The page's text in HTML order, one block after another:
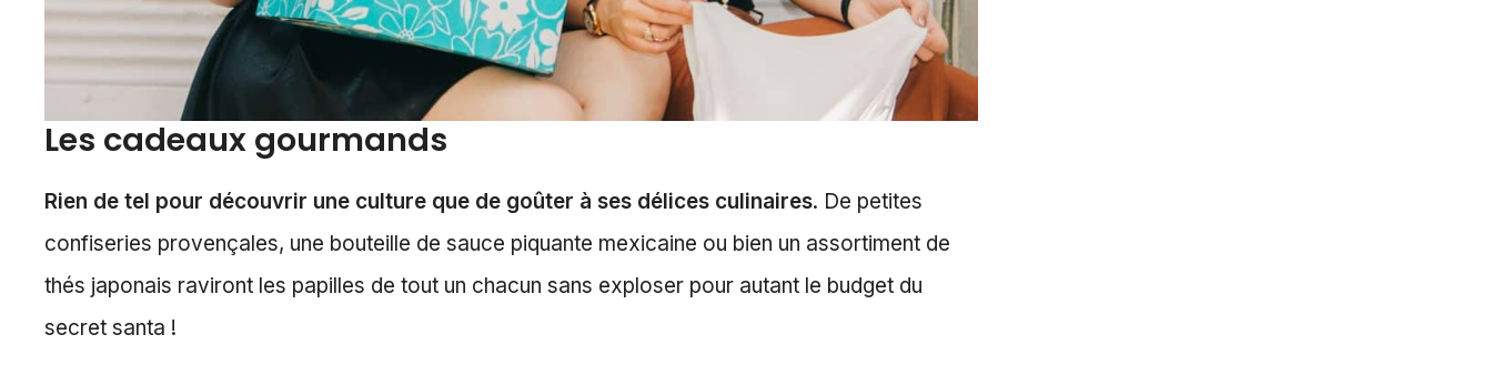
Les cadeaux gourmands
Rien de tel pour découvrir une culture que de goûter à ses délices culinaires. De petites
confiseries provençales, une bouteille de sauce piquante mexicaine ou bien un assortiment de
thés japonais raviront les papilles de tout un chacun sans exploser pour autant le budget du
secret santa !